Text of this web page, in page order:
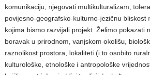
komunikaciju, njegovati multikulturalizam,
povijesno-geografsko-kulturno-jezičnu bliskost
kojima bismo razvijali projekt. Želimo pokazati
boravak u prirodnom, vanjskom okolišu,
raznolikost prostora, lokaliteti (i to osobito
kulturološke, etnološke i antropološke